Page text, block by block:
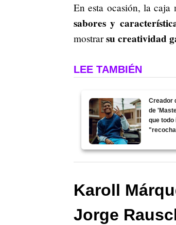
En esta ocasión, la caja
sabores y
mostrarsu creatividad
LEE TAMBIÉN
Creador
de
que todo
Karoll
Jorge